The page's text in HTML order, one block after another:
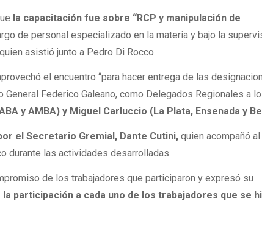
la capacitación fue sobre “RCP y manipulación de
de personal especializado en la materia y bajo la
asistió junto a Pedro Di Rocco.
el encuentro “para hacer entrega de las
Federico Galeano, como Delegados Regionales a
y AMBA) y Miguel Carluccio (La Plata, Ensenada y
el Secretario Gremial, Dante Cutini,quien acompañó al
durante las actividades desarrolladas.
de los trabajadores que participaron y expresó su
la participación a cada uno de los trabajadores que se